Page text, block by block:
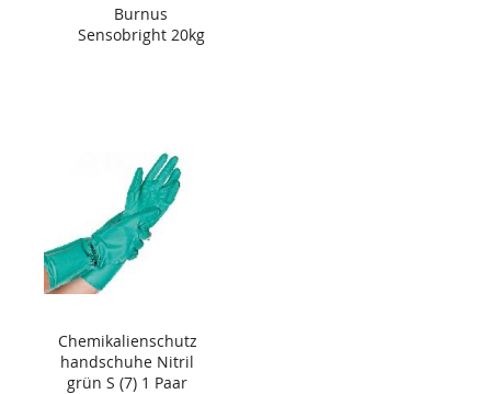
Burnus
Sensobright 20kg
Chemikalienschutz
handschuhe Nitril
grün S (7) 1 Paar